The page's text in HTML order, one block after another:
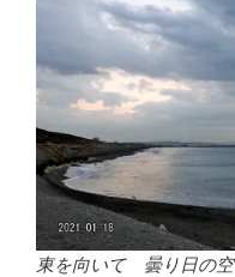
東を向いて 曇り日の空